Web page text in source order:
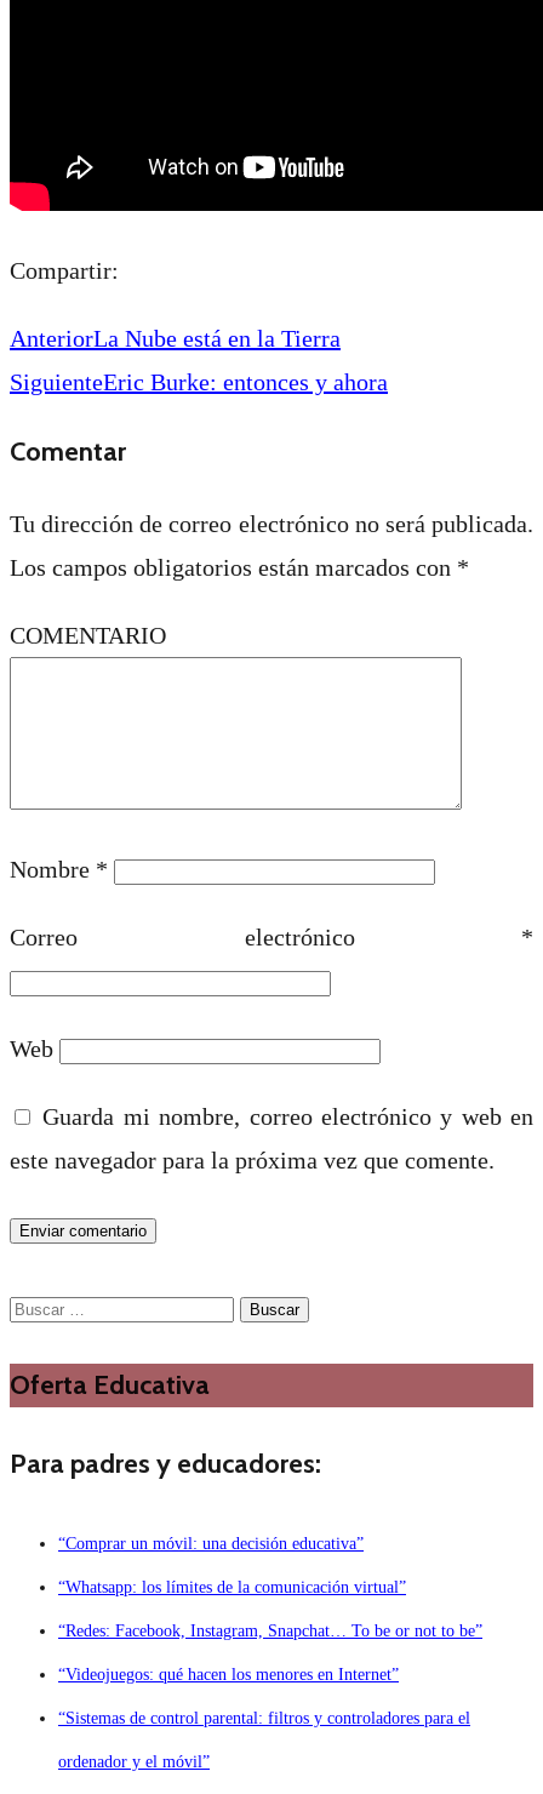
Compartir:
AnteriorLa Nube está en la Tierra
SiguienteEric Burke: entonces y ahora
Comentar
Tu dirección de correo electrónico no será publicada.
Los campos obligatorios están marcados con *
COMENTARIO
Nombre *
Correo electrónico *
Web
Guarda mi nombre, correo electrónico y web en
este navegador para la próxima vez que comente.
Buscar:
Oferta Educativa
Para padres y educadores:
“Comprar un móvil: una decisión educativa”
“Whatsapp: los límites de la comunicación virtual”
“Redes: Facebook, Instagram, Snapchat… To be or not to be”
“Videojuegos: qué hacen los menores en Internet”
“Sistemas de control parental: filtros y controladores para el
ordenador y el móvil”